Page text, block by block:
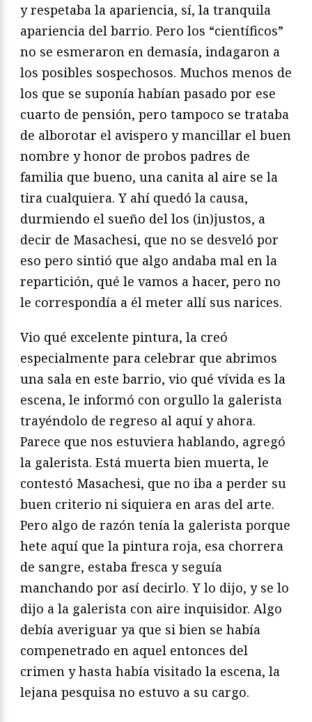
y respetaba la apariencia, sí, la tranquila
apariencia del barrio. Pero los “científicos”
no se esmeraron en demasía, indagaron a
los posibles sospechosos. Muchos menos de
los que se suponía habían pasado por ese
cuarto de pensión, pero tampoco se trataba
de alborotar el avispero y mancillar el buen
nombre y honor de probos padres de
familia que bueno, una canita al aire se la
tira cualquiera. Y ahí quedó la causa,
durmiendo el sueño del los (in)justos, a
decir de Masachesi, que no se desveló por
eso pero sintió que algo andaba mal en la
repartición, qué le vamos a hacer, pero no
le correspondía a él meter allí sus narices.
Vio qué excelente pintura, la creó
especialmente para celebrar que abrimos
una sala en este barrio, vio qué vívida es la
escena, le informó con orgullo la galerista
trayéndolo de regreso al aquí y ahora.
Parece que nos estuviera hablando, agregó
la galerista. Está muerta bien muerta, le
contestó Masachesi, que no iba a perder su
buen criterio ni siquiera en aras del arte.
Pero algo de razón tenía la galerista porque
hete aquí que la pintura roja, esa chorrera
de sangre, estaba fresca y seguía
manchando por así decirlo. Y lo dijo, y se lo
dijo a la galerista con aire inquisidor. Algo
debía averiguar ya que si bien se había
compenetrado en aquel entonces del
crimen y hasta había visitado la escena, la
lejana pesquisa no estuvo a su cargo.